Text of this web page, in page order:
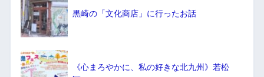
黒崎の「文化商店」に行ったお話
《心まろやかに、私の好きな北九州》若松